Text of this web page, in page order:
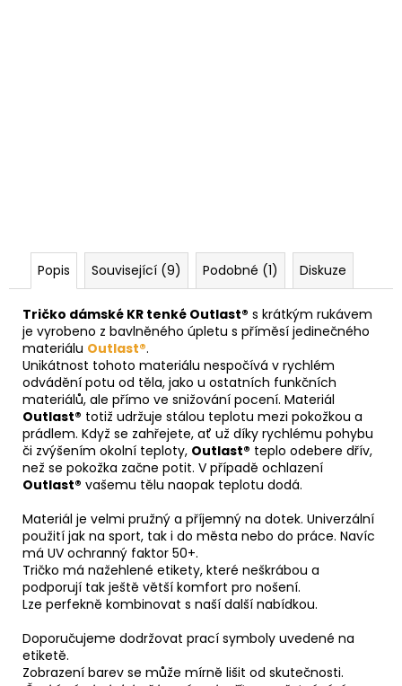
Popis Související (9) Podobné (1) Diskuze
Tričko dámské KR tenké Outlast® s krátkým rukávem
je vyrobeno z bavlněného úpletu s příměsí jedinečného
materiálu Outlast®.
Unikátnost tohoto materiálu nespočívá v rychlém
odvádění potu od těla, jako u ostatních funkčních
materiálů, ale přímo ve snižování pocení. Materiál
Outlast® totiž udržuje stálou teplotu mezi pokožkou a
prádlem. Když se zahřejete, ať už díky rychlému pohybu
či zvýšením okolní teploty, Outlast® teplo odebere dřív,
než se pokožka začne potit. V případě ochlazení
Outlast® vašemu tělu naopak teplotu dodá.
Materiál je velmi pružný a příjemný na dotek. Univerzální
použití jak na sport, tak i do města nebo do práce. Navíc
má UV ochranný faktor 50+.
Tričko má nažehlené etikety, které neškrábou a
podporují tak ještě větší komfort pro nošení.
Lze perfekně kombinovat s naší další nabídkou.
Doporučujeme dodržovat prací symboly uvedené na
etiketě.
Zobrazení barev se může mírně lišit od skutečnosti.